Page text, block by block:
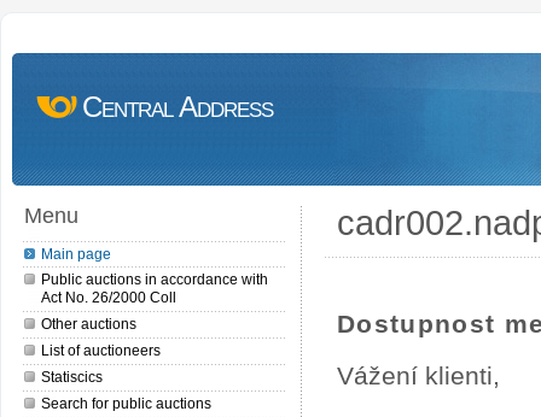
Central Address
Menu
Main page
Public auctions in accordance with
Act No. 26/2000 Coll
Other auctions
List of auctioneers
Statiscics
Search for public auctions
Dostupnost
Vážení klienti,